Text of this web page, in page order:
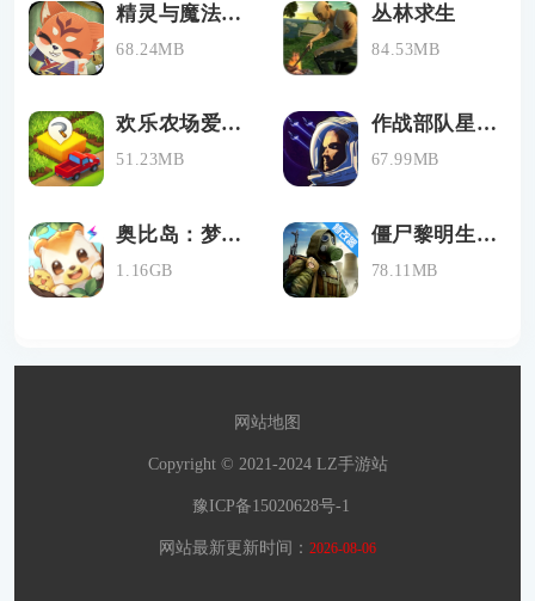
精灵与魔法最新版下载
68.24MB
丛林求生
84.53MB
欢乐农场爱消除
51.23MB
作战部队星际围攻手机版下载
67.99MB
奥比岛：梦幻国度
1.16GB
僵尸黎明生存中文版
78.11MB
网站地图
Copyright © 2021-2024 LZ手游站
豫ICP备15020628号-1
网站最新更新时间： 2026-08-06